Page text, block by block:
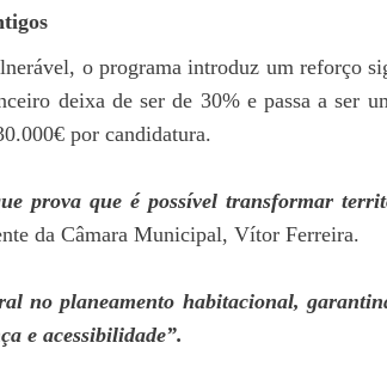
o programa introduz um reforço
deixa de ser de 30% e passa a ser
por candidatura.
prova que é possível transformar
da Câmara Municipal, Vítor Ferreira.
no planeamento habitacional,
e acessibilidade”.